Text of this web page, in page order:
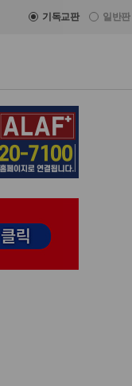
기독교판 일반판